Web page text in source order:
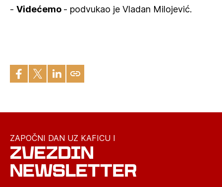
- Videćemo - podvukao je Vladan Milojević.
ZAPOČNI DAN UZ KAFICU I
ZVEZDIN
NEWSLETTER